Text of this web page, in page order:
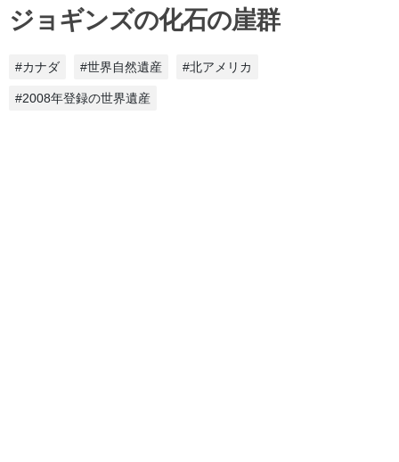
ジョギンズの化石の崖群
#カナダ #世界自然遺産 #北アメリカ
#2008年登録の世界遺産